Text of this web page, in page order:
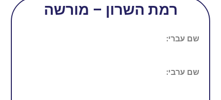
רמת השרון – מורשה
שם עברי:
שם ערבי: